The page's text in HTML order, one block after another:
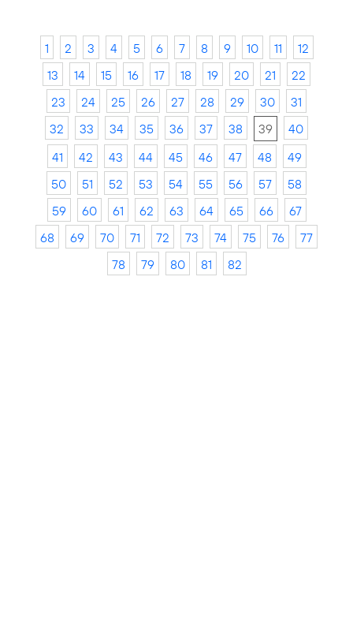
1 2 3 4 5 6 7 8 9 10 11
12
13
14 15 16 17 18 19 20 21
22
23
24 25 26 27 28 29 30
31
32
33 34 35 36 37 38 39
40
41
42 43 44 45 46 47 48
49
50
51 52 53 54 55 56 57
58
59
60 61 62 63 64 65 66
67
68
69 70 71 72 73 74 75 76
77
78
79 80 81 82